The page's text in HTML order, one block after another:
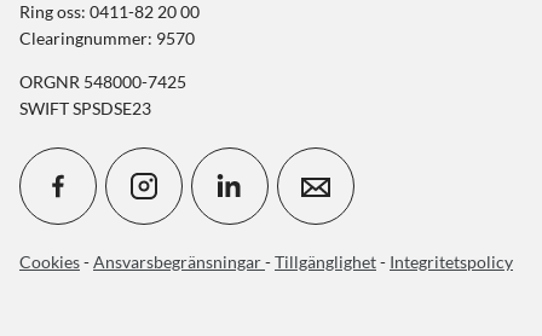
Ring oss: 0411-82 20 00
Clearingnummer: 9570
ORGNR 548000-7425
SWIFT SPSDSE23
Cookies-Ansvarsbegränsningar-Tillgänglighet- Integritetspolicy